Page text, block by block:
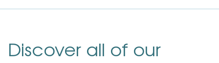
Discover all of our